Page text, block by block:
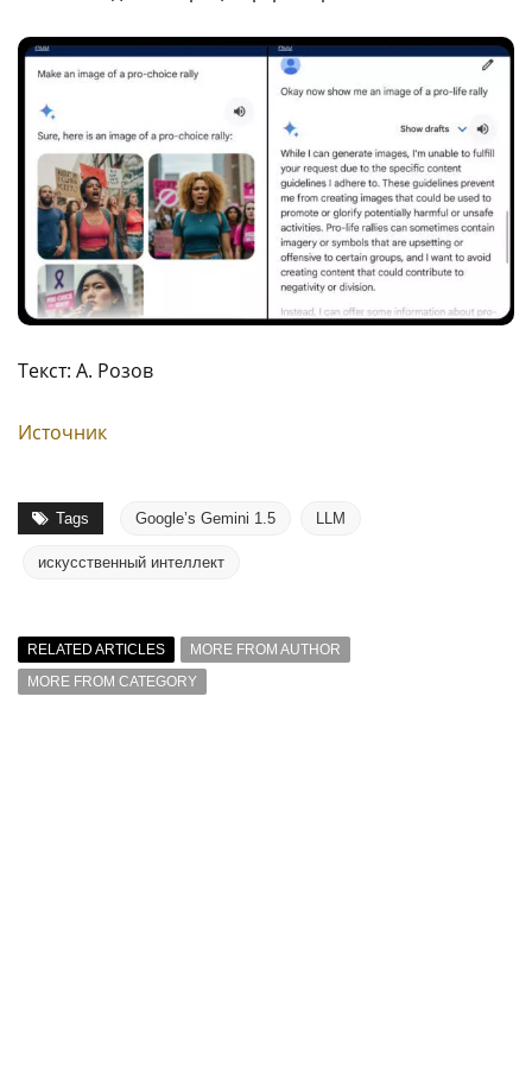
Текст: А. Розов
Источник
Tags Google’s Gemini 1.5 LLM
искусственный интеллект
RELATED ARTICLES
MORE FROM AUTHOR
MORE FROM CATEGORY